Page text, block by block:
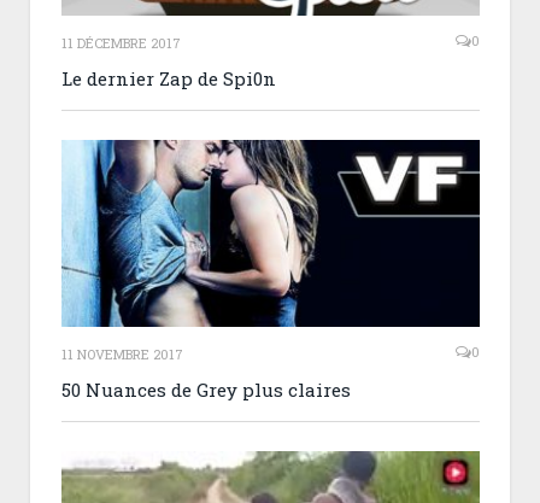
11 DÉCEMBRE 2017 0
Le dernier Zap de Spi0n
11 NOVEMBRE 2017 0
50 Nuances de Grey plus claires